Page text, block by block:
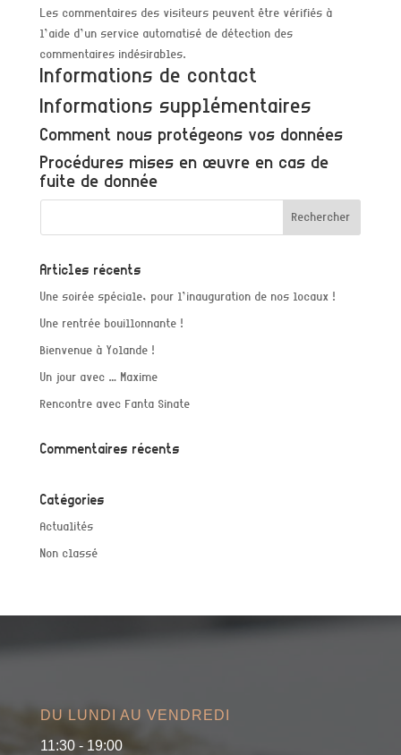
Les commentaires des visiteurs peuvent être vérifiés à
l’aide d’un service automatisé de détection des
commentaires indésirables.
Informations de contact
Informations supplémentaires
Comment nous protégeons vos données
Procédures mises en œuvre en cas de
fuite de donnée
Articles récents
Une soirée spéciale, pour l’inauguration de nos locaux !
Une rentrée bouillonnante !
Bienvenue à Yolande !
Un jour avec … Maxime
Rencontre avec Fanta Sinate
Commentaires récents
Catégories
Actualités
Non classé
DU LUNDI AU VENDREDI
11:30 - 19:00